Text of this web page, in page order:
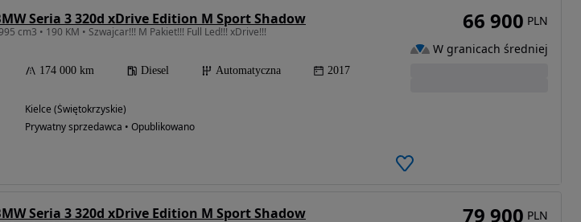
Seria 3 320d xDrive Edition M Sport Shadow
cm3 • 190 KM • Szwajcar!!! M Pakiet!!! Full Led!!! xDrive!!!
174 000 km Diesel Automatyczna 2017
Kielce (Świętokrzyskie)
Prywatny sprzedawca • Opublikowano
66 900 PLN
W granicach średniej
Seria 3 320d xDrive Edition M Sport Shadow 79 900 PLN